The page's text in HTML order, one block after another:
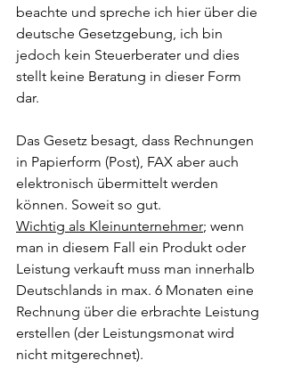
beachte und spreche ich hier über die
deutsche Gesetzgebung, ich bin
jedoch kein Steuerberater und dies
stellt keine Beratung in dieser Form
dar.
Das Gesetz besagt, dass Rechnungen
in Papierform (Post), FAX aber auch
elektronisch übermittelt werden
können. Soweit so gut.
Wichtig als Kleinunternehmer; wenn
man in diesem Fall ein Produkt oder
Leistung verkauft muss man innerhalb
Deutschlands in max. 6 Monaten eine
Rechnung über die erbrachte Leistung
erstellen (der Leistungsmonat wird
nicht mitgerechnet).